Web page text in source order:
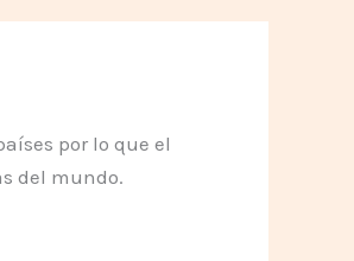
por lo que el
del mundo.